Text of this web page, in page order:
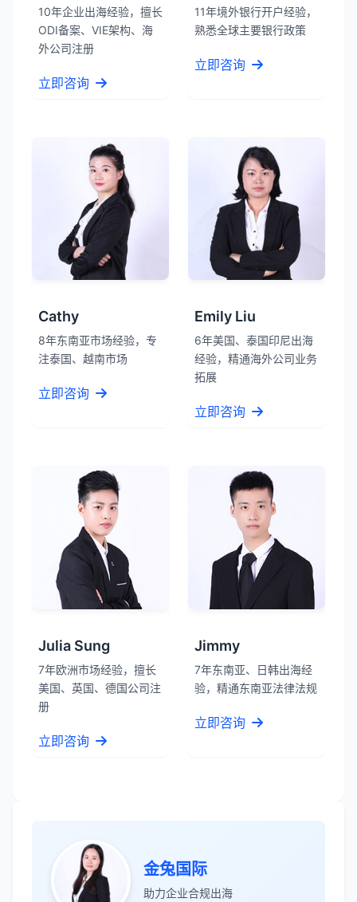
10年企业出海经验，擅长
ODI备案、VIE架构、海
外公司注册
立即咨询
11年境外银行开户经验，
熟悉全球主要银行政策
立即咨询
Cathy
8年东南亚市场经验，专
注泰国、越南市场
立即咨询
Emily Liu
6年美国、泰国印尼出海
经验，精通海外公司业务
拓展
立即咨询
Julia Sung
7年欧洲市场经验，擅长
美国、英国、德国公司注
册
立即咨询
Jimmy
7年东南亚、日韩出海经
验，精通东南亚法律法规
立即咨询
金兔国际
助力企业合规出海
张先生
服务专业高效，一周就完成了泰国公司注